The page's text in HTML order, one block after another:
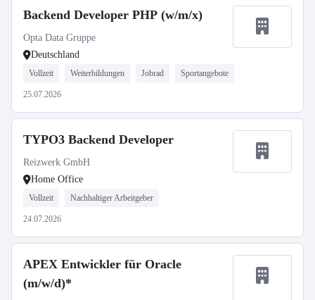
Backend Developer PHP (w/m/x)
Opta Data Gruppe
Deutschland
Vollzeit Weiterbildungen Jobrad Sportangebote
25.07.2026
TYPO3 Backend Developer
Reizwerk GmbH
Home Office
Vollzeit Nachhaltiger Arbeitgeber
24.07.2026
APEX Entwickler für Oracle
(m/w/d)*